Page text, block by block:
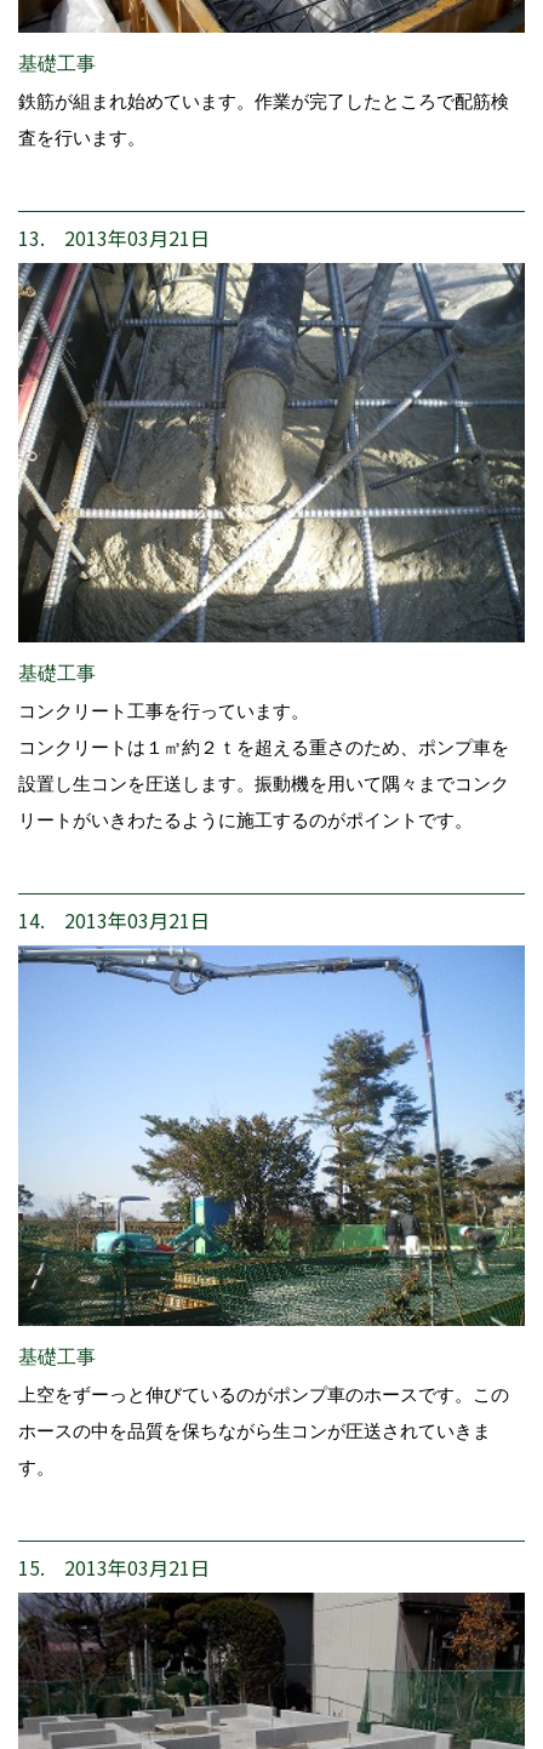
基礎工事
鉄筋が組まれ始めています。作業が完了したところで配筋検
査を行います。
13. 2013年03月21日
基礎工事
コンクリート工事を行っています。
コンクリートは１㎥約２ｔを超える重さのため、ポンプ車を
設置し生コンを圧送します。振動機を用いて隅々までコンク
リートがいきわたるように施工するのがポイントです。
14. 2013年03月21日
基礎工事
上空をずーっと伸びているのがポンプ車のホースです。この
ホースの中を品質を保ちながら生コンが圧送されていきま
す。
15. 2013年03月21日